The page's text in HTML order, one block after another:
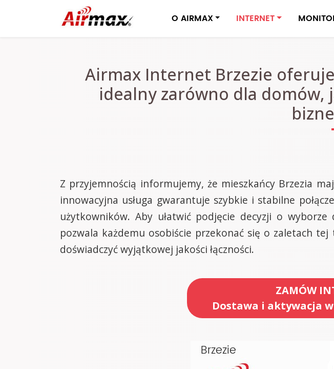
O AIRMAX INTERNET
Airmax Internet Brzezie
idealny zarówno dla domów,
Z przyjemnością informujemy, że mieszkańcy Brzezia
innowacyjna usługa gwarantuje szybkie i stabilne
użytkowników. Aby ułatwić podjęcie decyzji o
pozwala każdemu osobiście przekonać się o zaletach
doświadczyć wyjątkowej jakości łączności.
ZAMÓW
Dostawa i aktywacja